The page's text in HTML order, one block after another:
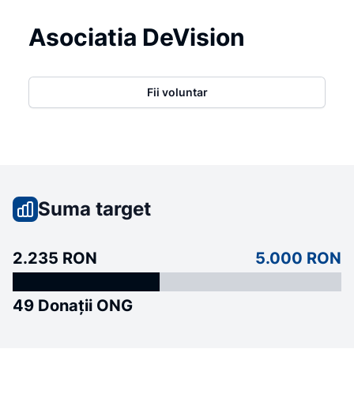
Asociatia DeVision
Fii voluntar
Suma target
2.235 RON 5.000 RON
49 Donații ONG